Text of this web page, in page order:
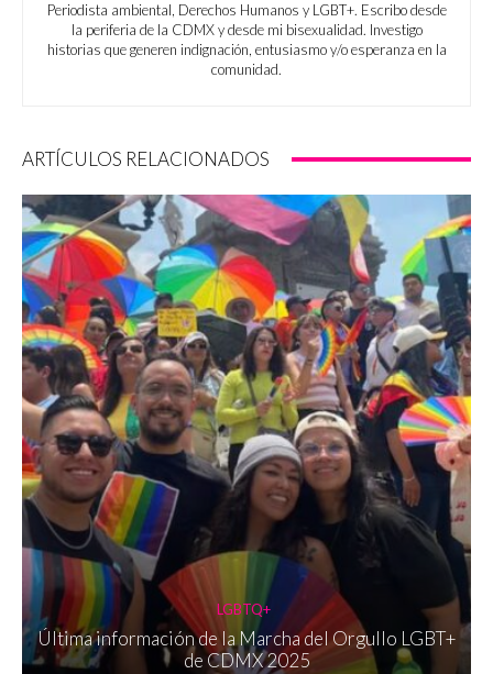
Periodista ambiental, Derechos Humanos y LGBT+. Escribo desde
la periferia de la CDMX y desde mi bisexualidad. Investigo
historias que generen indignación, entusiasmo y/o esperanza en la
comunidad.
ARTÍCULOS RELACIONADOS
LGBTQ+
Última información de la Marcha del Orgullo LGBT+
de CDMX 2025